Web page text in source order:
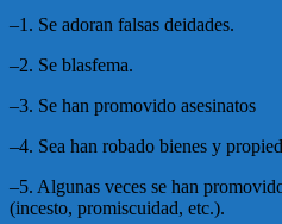
–1. Se adoran falsas deidades.
–2. Se blasfema.
–3. Se han promovido asesinatos
–4. Sea han robado bienes y
–5. Algunas veces se han
(incesto, promiscuidad, etc.).